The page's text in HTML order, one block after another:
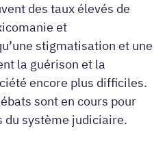
des taux élevés de
et
stigmatisation et une
la guérison et la
encore plus difficiles.
sont en cours pour
système judiciaire.